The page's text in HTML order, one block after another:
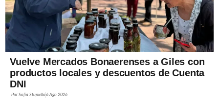
Vuelve Mercados Bonaerenses a Giles con
productos locales y descuentos de Cuenta
DNI
PorSofía Stupiello6 Ago 2026